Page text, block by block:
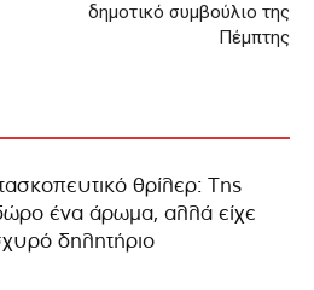
δημοτικό συμβούλιο της
Πέμπτης
θρίλερ: Της
ένα άρωμα, αλλά είχε
δηλητήριο